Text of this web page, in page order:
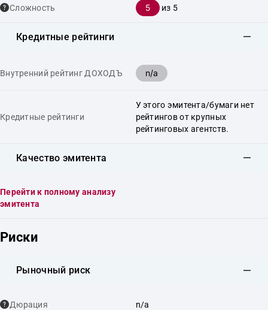
Сложность 5 из 5
Кредитные рейтинги
Внутренний рейтинг ДОХОДЪ n/a
Кредитные рейтинги
У этого эмитента/бумаги нет
рейтингов от крупных
рейтинговых агентств.
Качество эмитента
Перейти к полному анализу
эмитента
Риски
Рыночный риск
Дюрация n/a